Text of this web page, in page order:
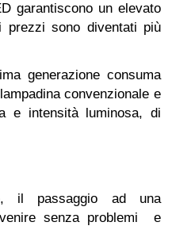
garantiscono un elevato
prezzi sono diventati più
generazione consuma
convenzionale e
e intensità luminosa, di
il passaggio ad una
senza problemi e